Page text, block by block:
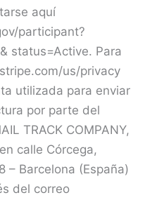
aquí
participant?
status=Active. Para
us/privacy
utilizada para enviar
por parte del
TRACK COMPANY,
calle Córcega,
– Barcelona (España)
del correo